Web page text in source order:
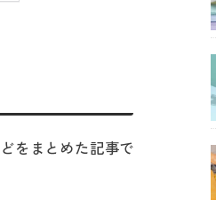
をまとめた記事で